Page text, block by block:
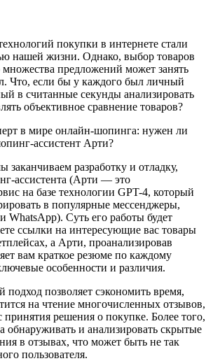
покупки в интернете стали
нашей жизни. Однако, выбор товаров
множества предложений может занять
Что, если бы у каждого был личный
в считанные секунды анализировать
объективное сравнение товаров?
разработку и отладку,
ассистента (Арти — это
на базе технологии GPT-4, который
в популярные мессенджеры,
WhatsApp). Суть его работы будет
ссылки на интересующие вас товары
а Арти, проанализировав
вам краткое резюме по каждому
особенности и различия.
позволяет сэкономить время,
на чтение многочисленных отзывов,
принятия решения о покупке. Более того,
обнаруживать и анализировать скрытые
в отзывах, что может быть не так
пользователя.